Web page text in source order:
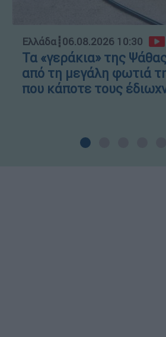
Ελλάδα┋06.08.2026 10:30
Τα «γεράκια» της
από τη μεγάλη φωτιά
που κάποτε τους